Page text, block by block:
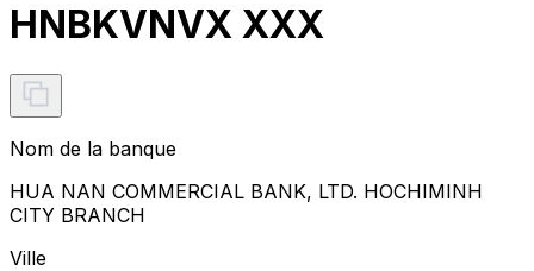
HNBKVNVX XXX
Nom de la banque
HUA NAN COMMERCIAL BANK, LTD. HOCHIMINH
CITY BRANCH
Ville